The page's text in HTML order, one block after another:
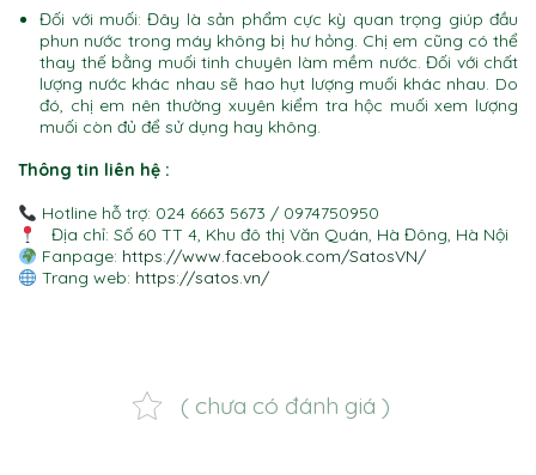
Đối với muối: Đây là sản phẩm cực kỳ quan trọng giúp đầu
phun nước trong máy không bị hư hỏng. Chị em cũng có thể
thay thế bằng muối tinh chuyên làm mềm nước. Đối với chất
lượng nước khác nhau sẽ hao hụt lượng muối khác nhau. Do
đó, chị em nên thường xuyên kiểm tra hộc muối xem lượng
muối còn đủ để sử dụng hay không.
Thông tin liên hệ :
Hotline hỗ trợ: 024 6663 5673 / 0974750950
Địa chỉ: Số 60 TT 4, Khu đô thị Văn Quán, Hà Đông, Hà Nội
Fanpage: https://www.facebook.com/SatosVN/
Trang web: https://satos.vn/
( chưa có đánh giá )